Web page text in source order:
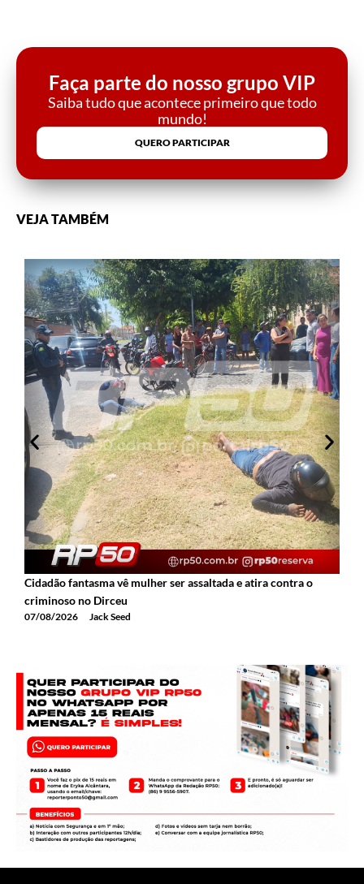
Faça parte do nosso grupo VIP
Saiba tudo que acontece primeiro que todo
mundo!
QUERO PARTICIPAR
VEJA TAMBÉM
Cidadão fantasma vê mulher ser assaltada e atira contra o
criminoso no Dirceu
07/08/2026 Jack Seed